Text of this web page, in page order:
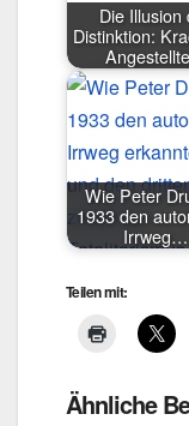
Die Illusion
Distinktion:
Wie Peter
1933 den
Irrweg…
Teilen mit:
Ähnliche